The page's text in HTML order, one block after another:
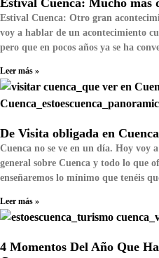
Estival Cuenca: Otro gran
voy a hablar de un acontecimiento
pero que en pocos años ya se ha
Leer más »
De Visita obligada en Cuenca
Cuenca no se ve en un día. Hoy voy
general sobre Cuenca y todo lo que
enseñaremos lo mínimo que tenéis
Leer más »
4 Momentos Del Año Que